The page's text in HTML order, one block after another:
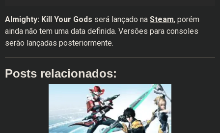
Almighty: Kill Your Gods será lançado na Steam, porém
ainda não tem uma data definida. Versões para consoles
serão lançadas posteriormente.
Posts relacionados: